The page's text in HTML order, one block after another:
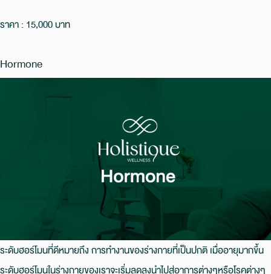
ราคา : 15,000 บาท
Hormone
ระดับฮอร์โมนที่ดีหมายถึง การทํางานของร่างกายที่เป็นปกติ เมื่ออายุมากขึ้น
ระดับฮอร์โมนในร่างกายของเราจะเริ่มลดลงนําไปสู่อาการต่างๆหรือโรคต่างๆ